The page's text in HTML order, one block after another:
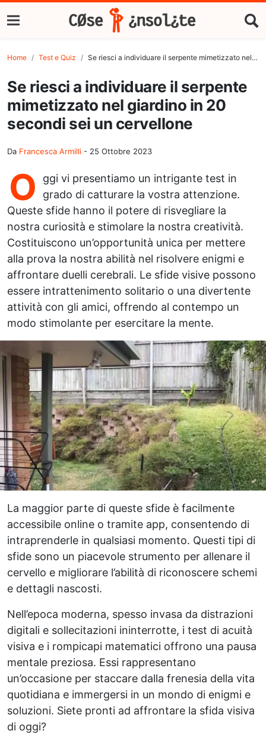
Home Test e Quiz Se riesci a individuare il serpente mimetizzato nel giardino in 20 secondi sei un cervellone
Se riesci a individuare il serpente
mimetizzato nel giardino in 20
secondi sei un cervellone
Da Francesca Armilli - 25 Ottobre 2023
O
ggi vi presentiamo un intrigante test in
grado di catturare la vostra attenzione.
Queste sfide hanno il potere di risvegliare la
nostra curiosità e stimolare la nostra creatività.
Costituiscono un’opportunità unica per mettere
alla prova la nostra abilità nel risolvere enigmi e
affrontare duelli cerebrali. Le sfide visive possono
essere intrattenimento solitario o una divertente
attività con gli amici, offrendo al contempo un
modo stimolante per esercitare la mente.
La maggior parte di queste sfide è facilmente
accessibile online o tramite app, consentendo di
intraprenderle in qualsiasi momento. Questi tipi di
sfide sono un piacevole strumento per allenare il
cervello e migliorare l’abilità di riconoscere schemi
e dettagli nascosti.
Nell’epoca moderna, spesso invasa da distrazioni
digitali e sollecitazioni ininterrotte, i test di acuità
visiva e i rompicapi matematici offrono una pausa
mentale preziosa. Essi rappresentano
un’occasione per staccare dalla frenesia della vita
quotidiana e immergersi in un mondo di enigmi e
soluzioni. Siete pronti ad affrontare la sfida visiva
di oggi?